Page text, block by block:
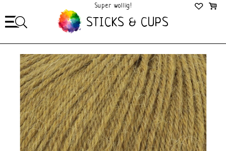
Super wollig!
Mega Gezellig!
STICKS & CUPS